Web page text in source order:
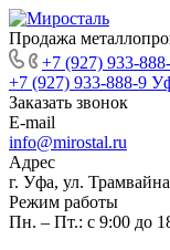
Продажа
+7 (927) 933-
+7 (927) 933-888-9
Заказать звонок
E-mail
info@mirostal.ru
Адрес
г. Уфа, ул.
Режим работы
Пн. – Пт.: с 9:00 до